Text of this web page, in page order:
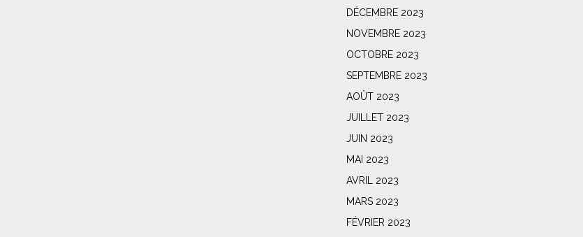
DÉCEMBRE 2023
NOVEMBRE 2023
OCTOBRE 2023
SEPTEMBRE 2023
AOÛT 2023
JUILLET 2023
JUIN 2023
MAI 2023
AVRIL 2023
MARS 2023
FÉVRIER 2023